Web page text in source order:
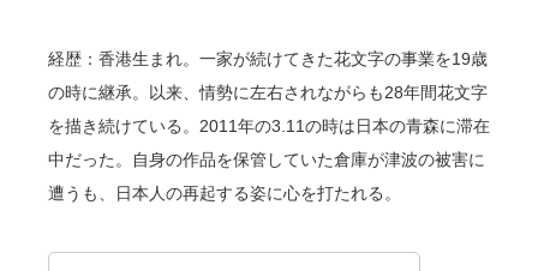
経歴：香港生まれ。一家が続けてきた花文字の事業を19歳
の時に継承。以来、情勢に左右されながらも28年間花文字
を描き続けている。2011年の3.11の時は日本の青森に滞在
中だった。自身の作品を保管していた倉庫が津波の被害に
遭うも、日本人の再起する姿に心を打たれる。